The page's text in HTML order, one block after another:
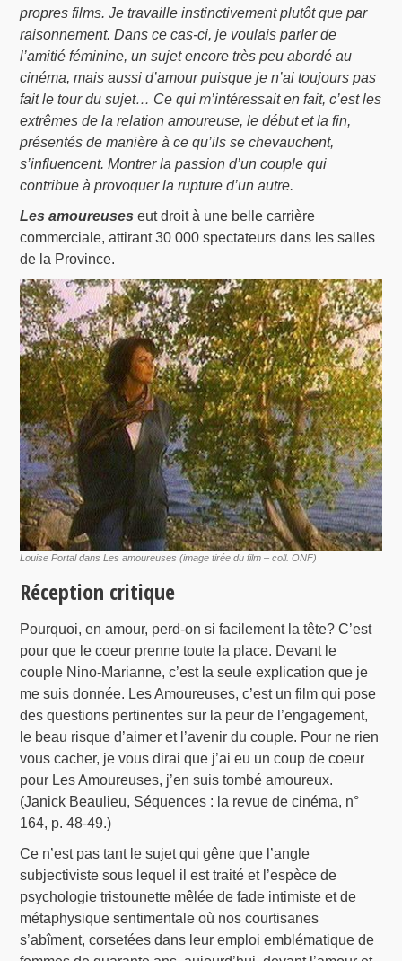
propres films. Je travaille instinctivement plutôt que par
raisonnement. Dans ce cas-ci, je voulais parler de
l’amitié féminine, un sujet encore très peu abordé au
cinéma, mais aussi d’amour puisque je n’ai toujours pas
fait le tour du sujet… Ce qui m’intéressait en fait, c’est les
extrêmes de la relation amoureuse, le début et la fin,
présentés de manière à ce qu’ils se chevauchent,
s’influencent. Montrer la passion d’un couple qui
contribue à provoquer la rupture d’un autre.
Les amoureuses eut droit à une belle carrière
commerciale, attirant 30 000 spectateurs dans les salles
de la Province.
Louise Portal dans Les amoureuses (image tirée du film – coll. ONF)
Réception critique
Pourquoi, en amour, perd-on si facilement la tête? C’est
pour que le coeur prenne toute la place. Devant le
couple Nino-Marianne, c’est la seule explication que je
me suis donnée. Les Amoureuses, c’est un film qui pose
des questions pertinentes sur la peur de l’engagement,
le beau risque d’aimer et l’avenir du couple. Pour ne rien
vous cacher, je vous dirai que j’ai eu un coup de coeur
pour Les Amoureuses, j’en suis tombé amoureux.
(Janick Beaulieu, Séquences : la revue de cinéma, n°
164, p. 48-49.)
Ce n’est pas tant le sujet qui gêne que l’angle
subjectiviste sous lequel il est traité et l’espèce de
psychologie tristounette mêlée de fade intimiste et de
métaphysique sentimentale où nos courtisanes
s’abîment, corsetées dans leur emploi emblématique de